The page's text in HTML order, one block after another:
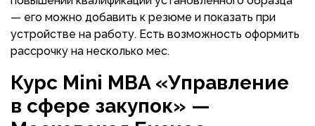
— его можно добавить к резюме и показать при
устройстве на работу. Есть возможность оформить
рассрочку на несколько мес.
Курс Mini MBA «Управление
в сфере закупок» —